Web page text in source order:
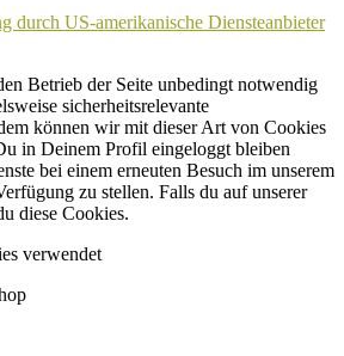
durch US-amerikanische Diensteanbieter
Betrieb der Seite unbedingt notwendig
sicherheitsrelevante
können wir mit dieser Art von Cookies
in Deinem Profil eingeloggt bleiben
bei einem erneuten Besuch im unserem
zu stellen. Falls du auf unserer
diese Cookies.
verwendet